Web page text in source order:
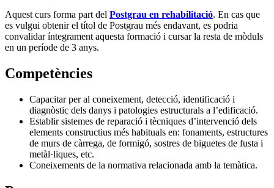
Aquest curs forma part del Postgrau en rehabilitació. En cas que
es vulgui obtenir el títol de Postgrau més endavant, es podria
convalidar íntegrament aquesta formació i cursar la resta de mòduls
en un període de 3 anys.
Competències
Capacitar per al coneixement, detecció, identificació i
diagnòstic dels danys i patologies estructurals a l’edificació.
Establir sistemes de reparació i tècniques d’intervenció dels
elements constructius més habituals en: fonaments, estructures
de murs de càrrega, de formigó, sostres de biguetes de fusta i
metàl·liques, etc.
Coneixements de la normativa relacionada amb la temàtica.